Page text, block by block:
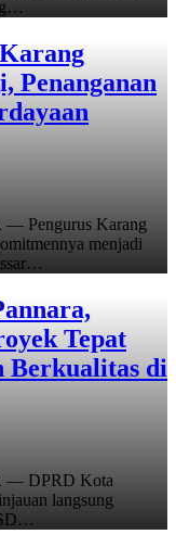
Penanganan
Pengurus Karang
menjadi
Tepat
Berkualitas di
— DPRD Kota
langsung